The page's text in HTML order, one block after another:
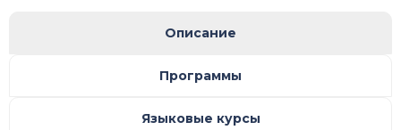
Описание
Программы
Языковые курсы